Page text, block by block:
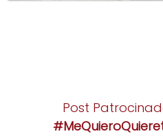
Post